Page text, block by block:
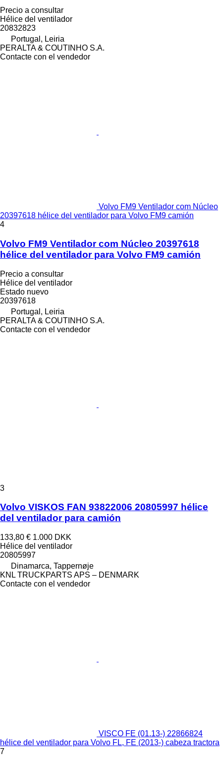
Precio a consultar
Hélice del ventilador
20832823
Portugal, Leiria
PERALTA & COUTINHO S.A.
Contacte con el vendedor
Volvo FM9 Ventilador com Núcleo
20397618 hélice del ventilador para Volvo FM9 camión
4
Volvo FM9 Ventilador com Núcleo 20397618
hélice del ventilador para Volvo FM9 camión
Precio a consultar
Hélice del ventilador
Estado nuevo
20397618
Portugal, Leiria
PERALTA & COUTINHO S.A.
Contacte con el vendedor
3
Volvo VISKOS FAN 93822006 20805997 hélice
del ventilador para camión
133,80 € 1.000 DKK
Hélice del ventilador
20805997
Dinamarca, Tappernøje
KNL TRUCKPARTS APS – DENMARK
Contacte con el vendedor
VISCO FE (01.13-) 22866824
hélice del ventilador para Volvo FL, FE (2013-) cabeza tractora
7